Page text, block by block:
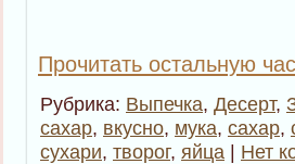
Прочитать остальную
Рубрика: Выпечка, Десерт,
сахар, вкусно, мука, сахар,
сухари, творог, яйца | Нет